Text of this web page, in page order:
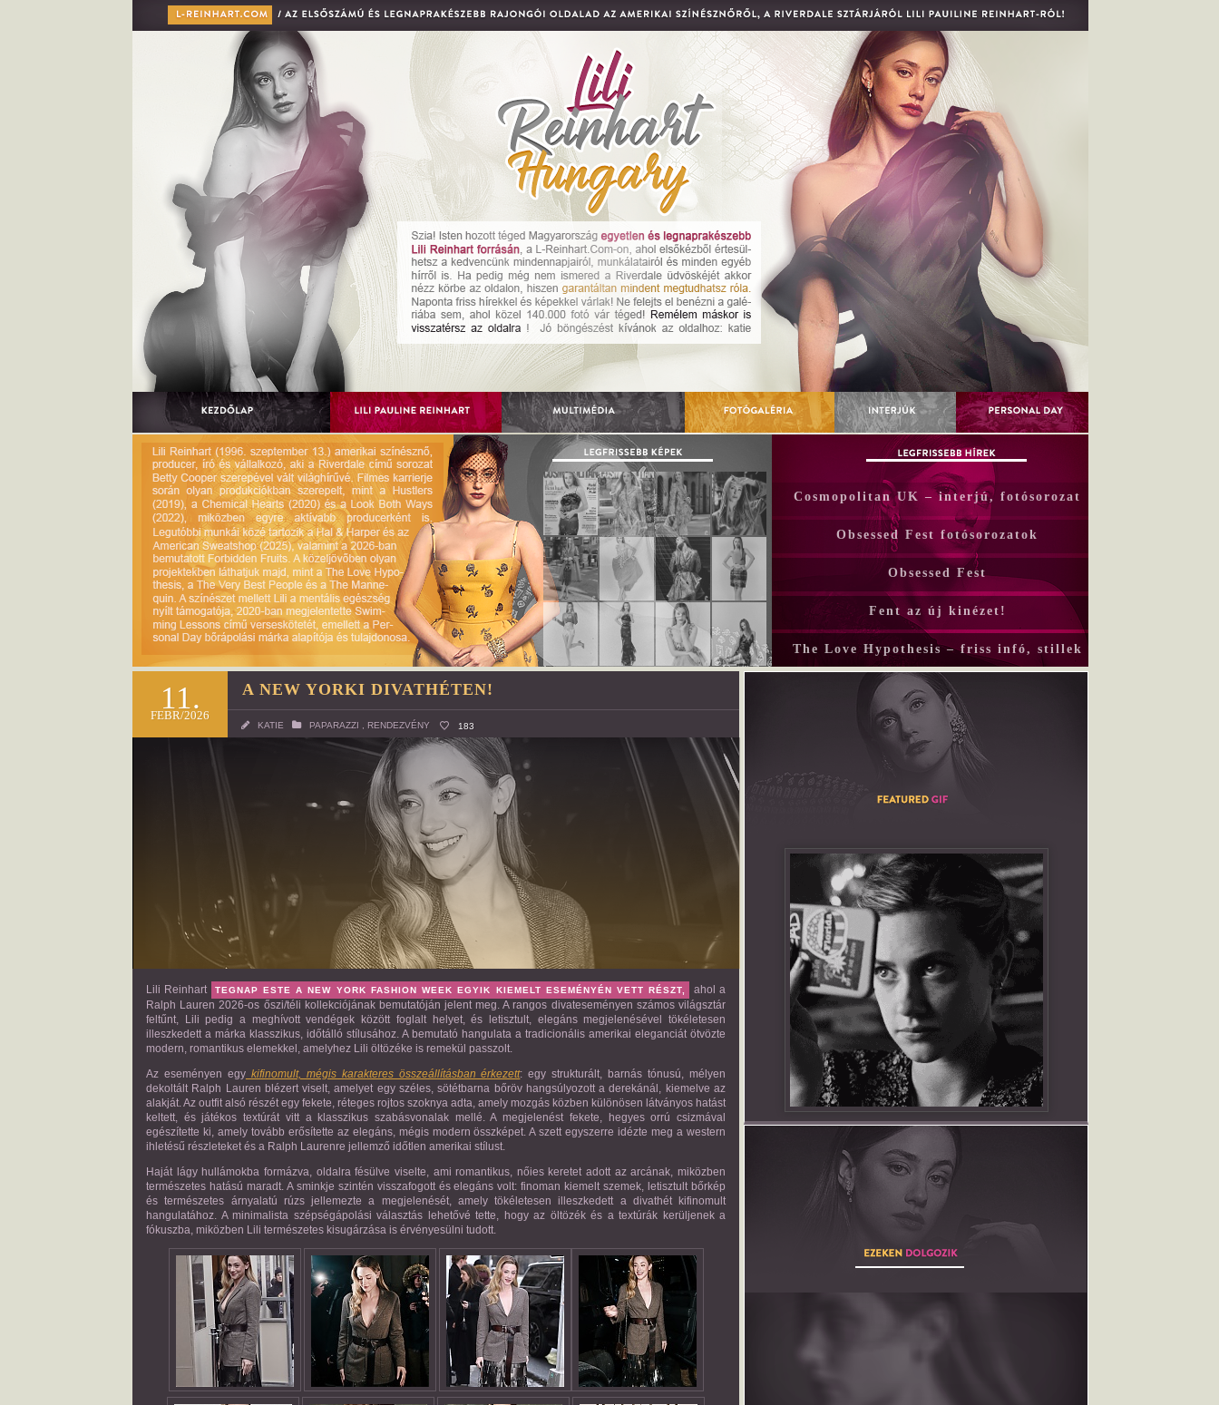
Cosmopolitan UK – interjú, fotósorozat
Obsessed Fest fotósorozatok
Obsessed Fest
Fent az új kinézet!
The Love Hypothesis – friss infó, stillek
THE MANNEQUIN
11.
FEBR/2026
A NEW YORKI DIVATHÉTEN!
KATIE PAPARAZZI RENDEZVÉNY 183
Lili Reinhart TEGNAP ESTE A NEW YORK FASHION WEEK EGYIK KIEMELT ESEMÉNYÉN VETT RÉSZT,
ahol a
Ralph Lauren 2026-os őszi/téli kollekciójának bemutatóján jelent meg. A rangos divateseményen számos világsztár
feltűnt, Lili pedig a meghívott vendégek között foglalt helyet, és letisztult, elegáns megjelenésével tökéletesen
illeszkedett a márka klasszikus, időtálló stílusához. A bemutató hangulata a tradicionális amerikai eleganciát ötvözte
modern, romantikus elemekkel, amelyhez Lili öltözéke is remekül passzolt.
Az eseményen egykifinomult, mégis karakteres összeállításban érkezett: egy strukturált, barnás tónusú, mélyen
dekoltált Ralph Lauren blézert viselt, amelyet egy széles, sötétbarna bőröv hangsúlyozott a derekánál, kiemelve az
alakját. Az outfit alsó részét egy fekete, réteges rojtos szoknya adta, amely mozgás közben különösen látványos hatást
keltett, és játékos textúrát vitt a klasszikus szabásvonalak mellé. A megjelenést fekete, hegyes orrú csizmával
egészítette ki, amely tovább erősítette az elegáns, mégis modern összképet. A szett egyszerre idézte meg a western
ihletésű részleteket és a Ralph Laurenre jellemző időtlen amerikai stílust.
Haját lágy hullámokba formázva, oldalra fésülve viselte, ami romantikus, nőies keretet adott az arcának, miközben
természetes hatású maradt. A sminkje szintén visszafogott és elegáns volt: finoman kiemelt szemek, letisztult bőrkép
és természetes árnyalatú rúzs jellemezte a megjelenését, amely tökéletesen illeszkedett a divathét kifinomult
hangulatához. A minimalista szépségápolási választás lehetővé tette, hogy az öltözék és a textúrák kerüljenek a
fókuszba, miközben Lili természetes kisugárzása is érvényesülni tudott.